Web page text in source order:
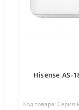
Hisense AS-
Код товара: Серия